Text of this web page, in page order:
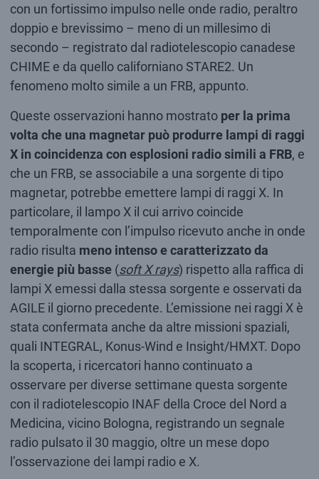
con un fortissimo impulso nelle onde radio, peraltro
doppio e brevissimo – meno di un millesimo di
secondo – registrato dal radiotelescopio canadese
CHIME e da quello californiano STARE2. Un
fenomeno molto simile a un FRB, appunto.
Queste osservazioni hanno mostrato per la prima
volta che una magnetar può produrre lampi di raggi
X in coincidenza con esplosioni radio simili a FRB, e
che un FRB, se associabile a una sorgente di tipo
magnetar, potrebbe emettere lampi di raggi X. In
particolare, il lampo X il cui arrivo coincide
temporalmente con l’impulso ricevuto anche in onde
radio risulta meno intenso e caratterizzato da
energie più basse(soft X rays) rispetto alla raffica di
lampi X emessi dalla stessa sorgente e osservati da
AGILE il giorno precedente. L’emissione nei raggi X è
stata confermata anche da altre missioni spaziali,
quali INTEGRAL, Konus-Wind e Insight/HMXT. Dopo
la scoperta, i ricercatori hanno continuato a
osservare per diverse settimane questa sorgente
con il radiotelescopio INAF della Croce del Nord a
Medicina, vicino Bologna, registrando un segnale
radio pulsato il 30 maggio, oltre un mese dopo
l’osservazione dei lampi radio e X.